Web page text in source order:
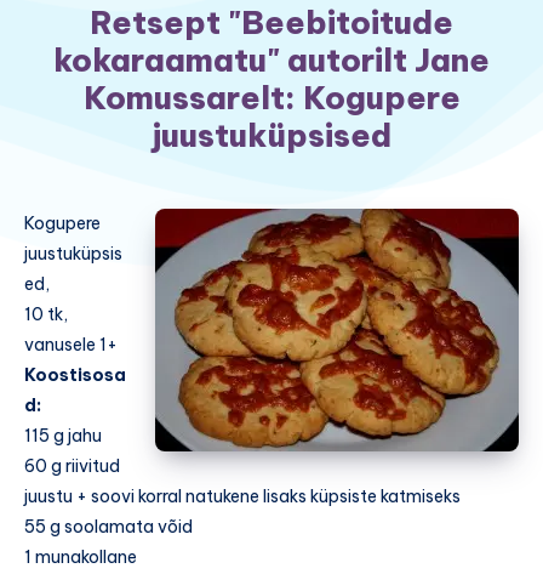
Retsept "Beebitoitude
kokaraamatu" autorilt Jane
Komussarelt: Kogupere
juustuküpsised
Kogupere
juustuküpsis
ed,
10 tk,
vanusele 1+
Koostisosa
d:
115 g jahu
60 g riivitud
juustu + soovi korral natukene lisaks küpsiste katmiseks
55 g soolamata võid
1 munakollane